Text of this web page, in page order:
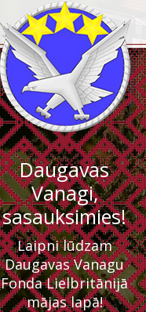
Daugavas
Vanagi,
sasauksimies!
Laipni lūdzam
Daugavas Vanagu
Fonda Lielbritānijā
mājas lapā!